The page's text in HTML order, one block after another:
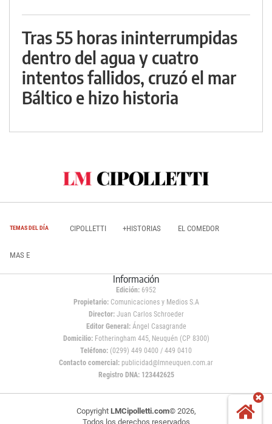
Tras 55 horas ininterrumpidas
dentro del agua y cuatro
intentos fallidos, cruzó el mar
Báltico e hizo historia
TEMAS DEL DÍA CIPOLLETTI +HISTORIAS EL COMEDOR
MAS E
Información
Edición: 6952
Propietario:Comunicaciones y Medios S.A
Director: Juan Carlos Schroeder
Editor General:Ángel Casagrande
Domicilio:Fotheringham 445, Neuquén (CP 8300)
Teléfono: (0299) 449 0400 / 449 0410
Contacto comercial: publicidad@lmneuquen.com.ar
Registro DNA: 123442625
Copyright LMCipolletti.com© 2026,
Todos los derechos reservados